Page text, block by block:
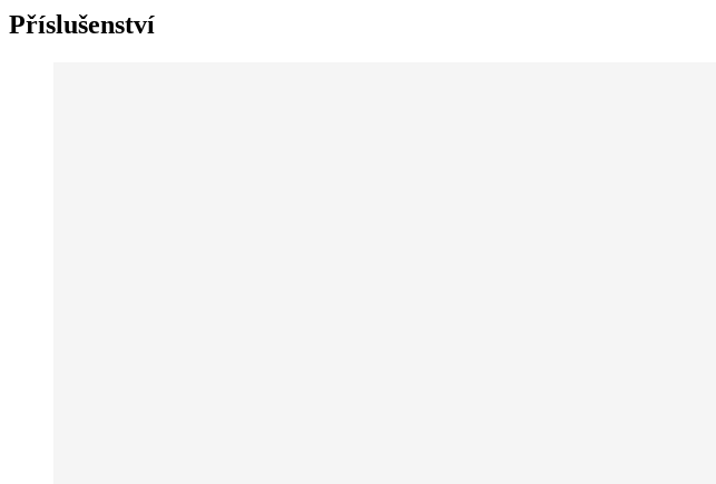
Příslušenství